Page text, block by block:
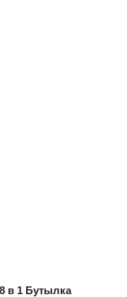
в 1 Бутылка